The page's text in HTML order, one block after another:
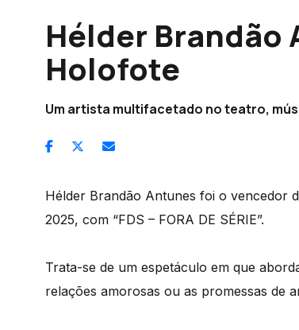
Hélder
Holofote
Um artista multifacetado no teatro,
Hélder Brandão Antunes foi o vencedor
2025, com “FDS – FORA DE SÉRIE”.
Trata-se de um espetáculo em que
relações amorosas ou as promessas de